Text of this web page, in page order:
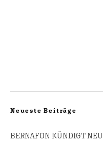
Neueste Beiträge
BERNAFON KÜNDIGT